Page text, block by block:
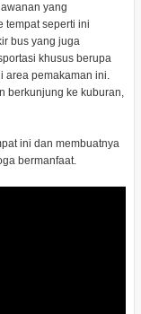
yang
tempat seperti ini
bus yang juga
khusus berupa
area pemakaman ini.
berkunjung ke kuburan,
ini dan membuatnya
bermanfaat.